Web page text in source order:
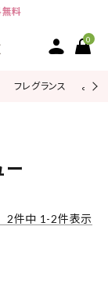
料
0
フレグランス よじ
ー
2件中 1 -2件表示